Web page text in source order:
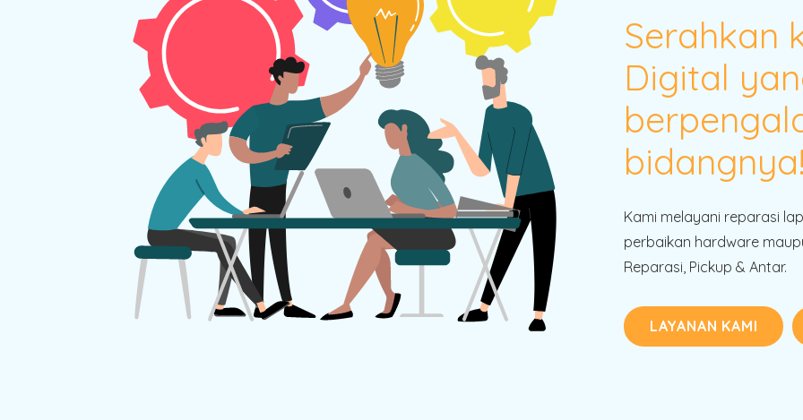
Serahkan
Digital
bidangnya!
Kami melayani reparasi
perbaikan hardware
Reparasi, Pickup & Antar.
LAYANAN KAMI